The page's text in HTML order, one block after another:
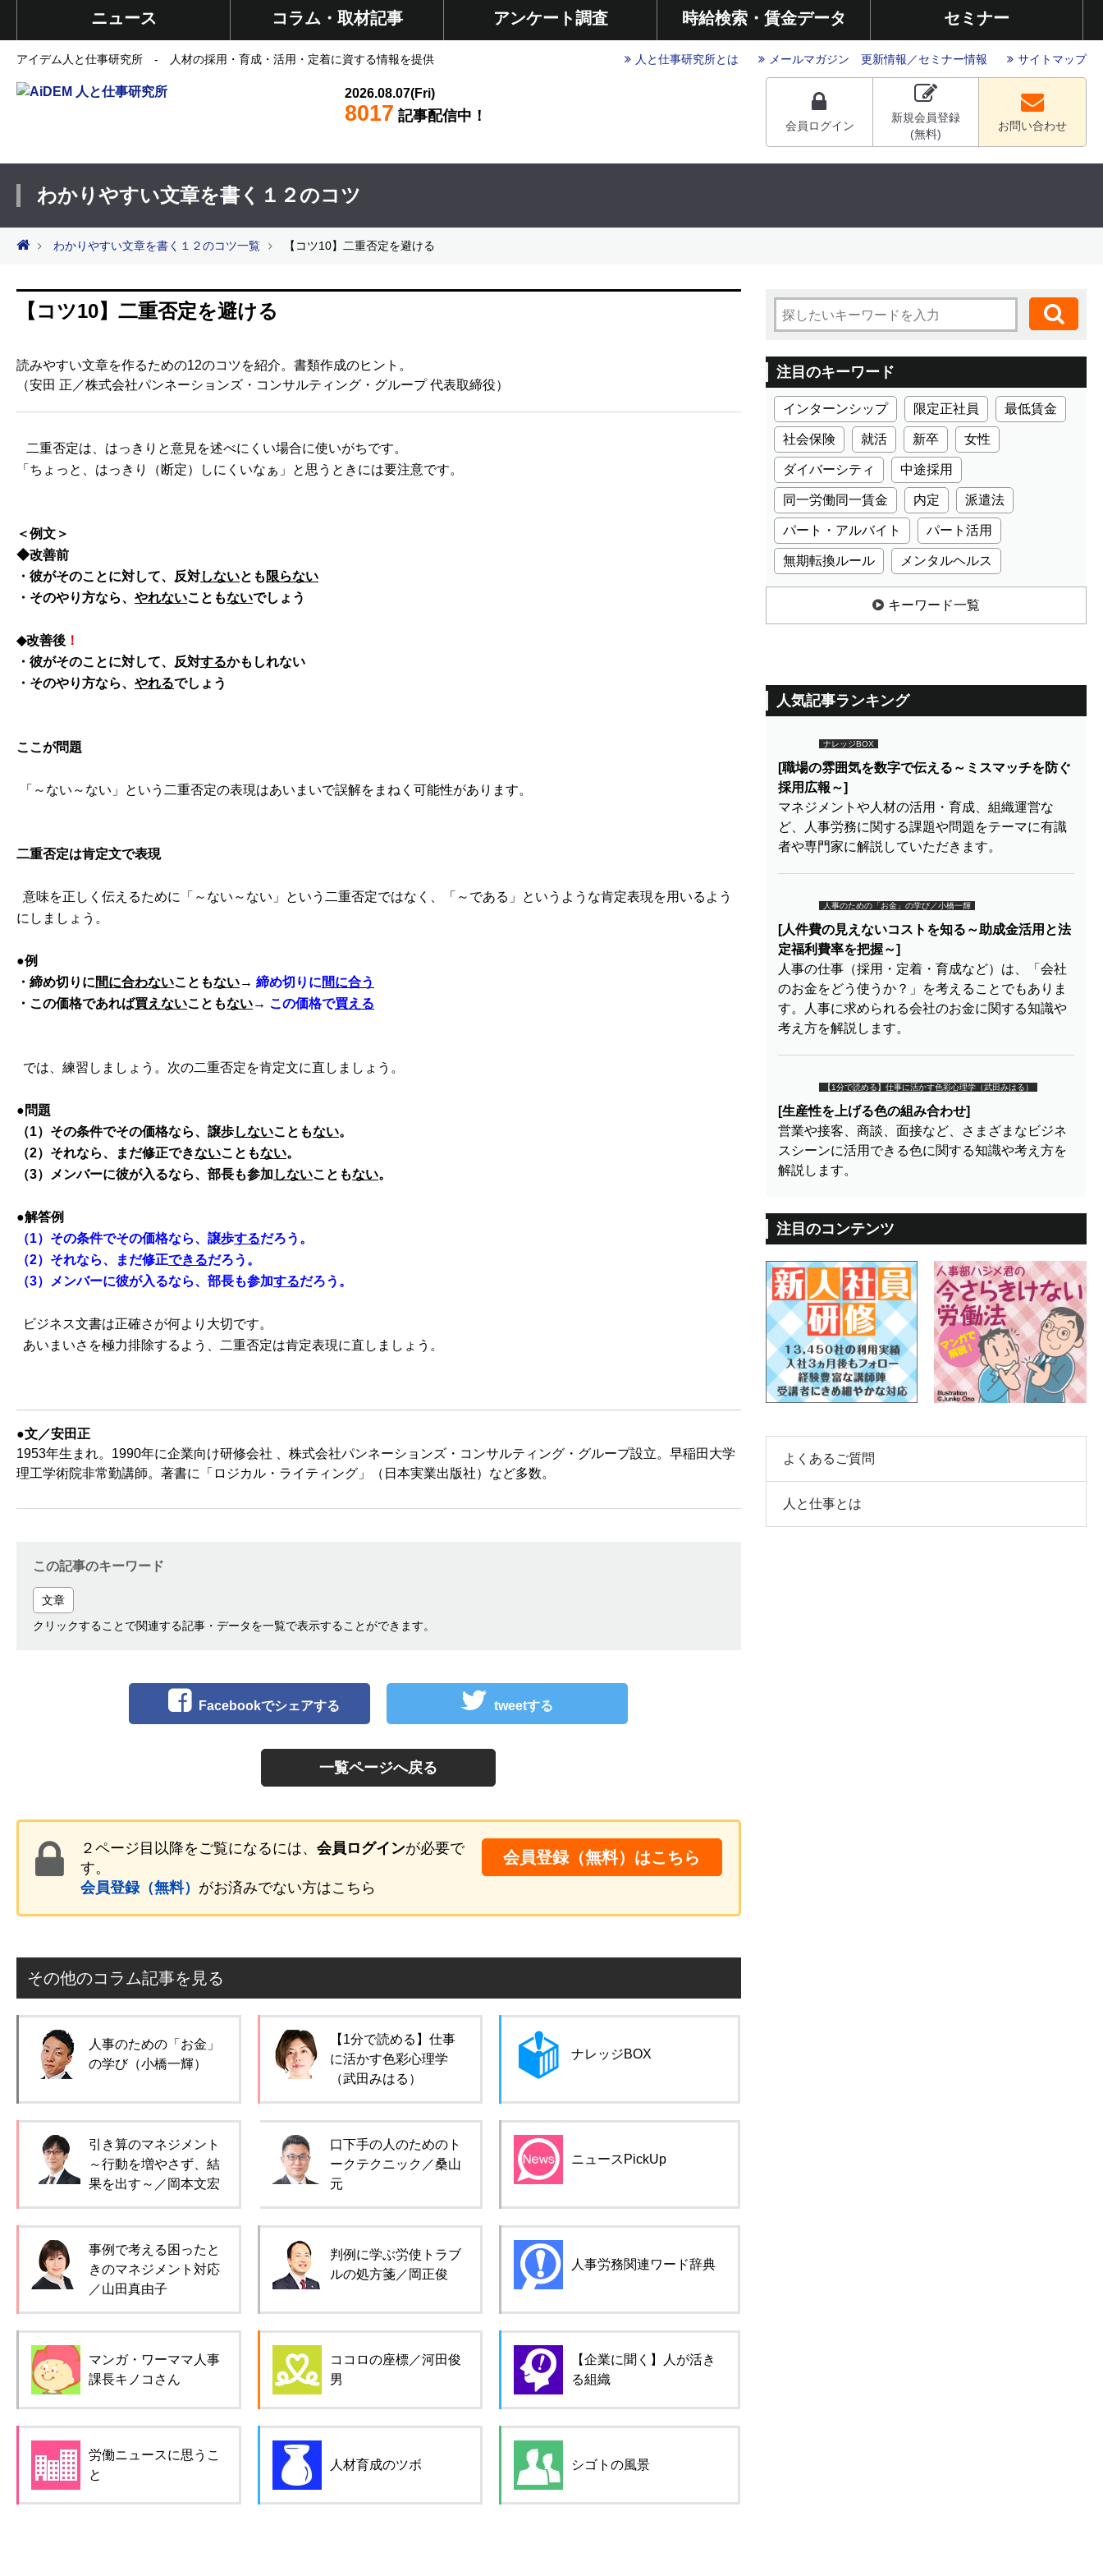
ニュース コラム・取材記事 アンケート調査 時給検索・賃金データ セミナー
アイデム人と仕事研究所 - 人材の採用・育成・活用・定着に資する情報を提供 人と仕事研究所とは メールマガジン 更新情報 ／セミナー情報 サイトマップ
2026.08.07(Fri)
8017 記事配信中！
会員ログイン
新規会員登録
(無料)
お問い合わせ
わかりやすい文章を書く１２のコツ
わかりやすい文章を書く１２のコツ一覧 【コツ10】二重否定を避ける
【コツ10】二重否定を避ける
読みやすい文章を作るための12のコツを紹介。書類作成のヒント。
（安田 正／株式会社パンネーションズ・コンサルティング・グループ 代表取締役）
二重否定は、はっきりと意見を述べにくい場合に使いがちです。
「ちょっと、はっきり（断定）しにくいなぁ」と思うときには要注意です。
＜例文＞
◆改善前
・彼がそのことに対して、反対しないとも 限らない
・そのやり方なら、 やれないこともないでしょう
◆改善後 ！
・彼がそのことに対して、反対するかもしれない
・そのやり方なら、 やれるでしょう
ここが問題
「～ない～ない」という二重否定の表現はあいまいで誤解をまねく可能性があります。
二重否定は肯定文で表現
意味を正しく伝えるために「～ない～ない」という二重否定ではなく、「～である」というような肯定表現を用いるよう
にしましょう。
●例
・締め切りに間に合わないこともない→ 締め切りに間に合う
・この価格であれば買えないこともない→ この価格で買える
では、練習しましょう。次の二重否定を肯定文に直しましょう。
●問題
（1）その条件でその価格なら、譲歩しないこともない。
（2）それなら、まだ修正できないこともない。
（3）メンバーに彼が入るなら、部長も参加 しないこともない。
●解答例
（1）その条件でその価格なら、譲歩するだろう。
（2）それなら、まだ修正できるだろう。
（3）メンバーに彼が入るなら、部長も参加するだろう。
ビジネス文書は正確さが何より大切です。
あいまいさを極力排除するよう、二重否定は肯定表現に直しましょう。
●文／安田正
1953年生まれ。1990年に企業向け研修会社 、株式会社パンネーションズ・コンサルティング・グループ設立。早稲田大学
理工学術院非常勤講師。著書に「ロジカル・ライティング」（日本実業出版社）など多数。
この記事のキーワード
文章
クリックすることで関連する記事・データを一覧で表示することができます。
Facebookでシェアする tweetする
一覧ページへ戻る
２ページ目以降をご覧になるには、 会員ログインが必要で
す。
会員登録（無料） がお済みでない方はこちら
会員登録（無料）はこちら
その他のコラム記事を見る
人事のための「お金」
の学び（小橋一輝）
【1分で読める】仕事
に活かす色彩心理学
（武田みはる）
ナレッジBOX
引き算のマネジメント
～行動を増やさず、結
果を出す～／岡本文宏
口下手の人のためのト
ークテクニック／桑山
元
ニュースPickUp
事例で考える困ったと
きのマネジメント対応
／山田真由子
判例に学ぶ労使トラブ
ルの処方箋／岡正俊
人事労務関連ワード辞典
マンガ・ワーママ人事
課長キノコさん
ココロの座標／河田俊
男
【企業に聞く】人が活き
る組織
労働ニュースに思うこ
と
人材育成のツボ シゴトの風景
注目のキーワード
インターンシップ 限定正社員 最低賃金
社会保険 就活 新卒 女性
ダイバーシティ 中途採用
同一労働同一賃金 内定 派遣法
パート・アルバイト パート活用
無期転換ルール メンタルヘルス
キーワード一覧
人気記事ランキング
ナレッジBOX
[職場の雰囲気を数字で伝える～ミスマッチを防ぐ
採用広報～]
マネジメントや人材の活用・育成、組織運営な
ど、人事労務に関する課題や問題をテーマに有識
者や専門家に解説していただきます。
人事のための「お金」の学び／小橋一輝
[人件費の見えないコストを知る～助成金活用と法
定福利費率を把握～]
人事の仕事（採用・定着・育成など）は、「会社
のお金をどう使うか？」を考えることでもありま
す。人事に求められる会社のお金に関する知識や
考え方を解説します。
【1分で読める】仕事に活かす色彩心理学（武田みはる）
[生産性を上げる色の組み合わせ]
営業や接客、商談、面接など、さまざまなビジネ
スシーンに活用できる色に関する知識や考え方を
解説します。
注目のコンテンツ
よくあるご質問
人と仕事とは